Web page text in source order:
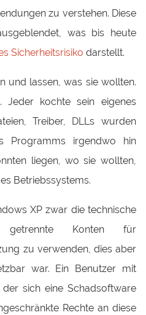
zu verstehen. Diese
was bis heute
Sicherheitsrisiko darstellt.
und lassen, was sie wollten.
kochte sein eigenes
Treiber, DLLs wurden
Programms irgendwo hin
liegen, wo sie wollten,
Betriebssystems.
XP zwar die technische
getrennte Konten für
zu verwenden, dies aber
war. Ein Benutzer mit
der sich eine Schadsoftware
Rechte an diese